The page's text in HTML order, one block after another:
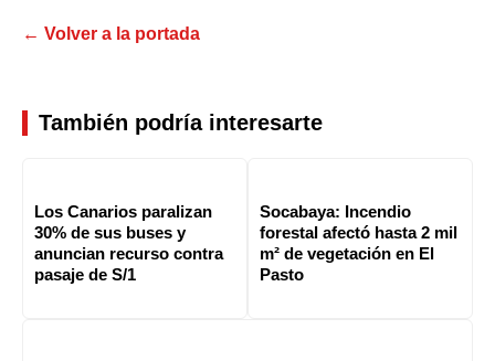
← Volver a la portada
También podría interesarte
Los Canarios paralizan
30% de sus buses y
anuncian recurso contra
pasaje de S/1
Socabaya: Incendio
forestal afectó hasta 2 mil
m² de vegetación en El
Pasto